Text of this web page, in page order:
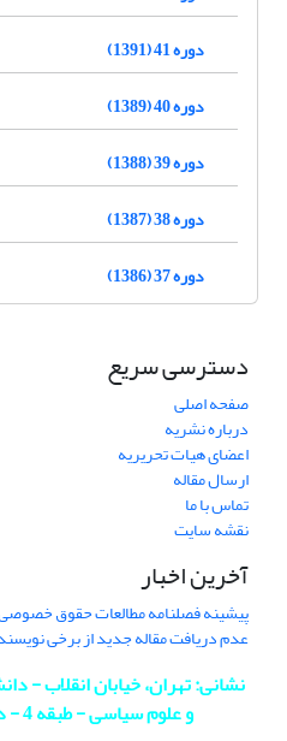
دوره 41 (1391)
دوره 40 (1389)
دوره 39 (1388)
دوره 38 (1387)
دوره 37 (1386)
دسترسی سریع
صفحه اصلی
درباره نشریه
اعضای هیات تحریریه
ارسال مقاله
تماس با ما
نقشه سایت
آخرین اخبار
پیشینه فصلنامه مطالعات حقوق
عدم دریافت مقاله جدید از برخی
نشانی: تهران، خیابان انقلاب -
و علوم سیاسی - طبقه 4 - دفتر مجله - اتاق 413